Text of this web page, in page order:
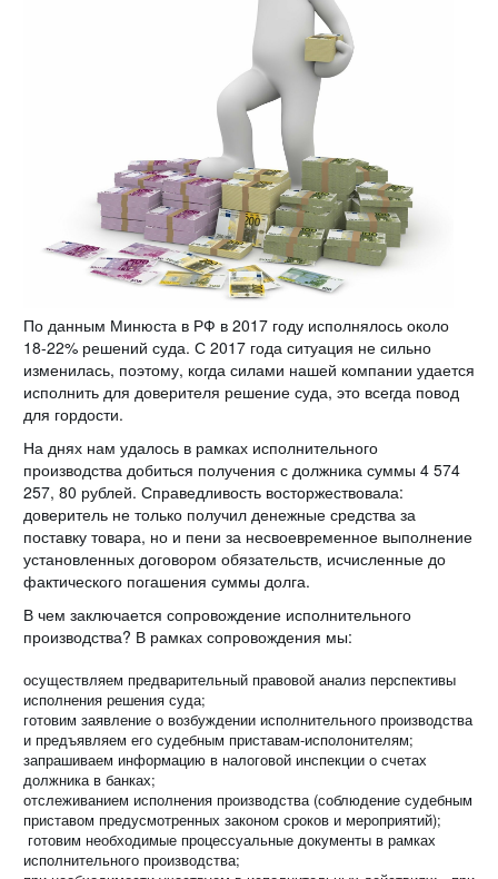
По данным Минюста в РФ в 2017 году исполнялось около
18-22% решений суда. С 2017 года ситуация не сильно
изменилась, поэтому, когда силами нашей компании удается
исполнить для доверителя решение суда, это всегда повод
для гордости.
На днях нам удалось в рамках исполнительного
производства добиться получения с должника суммы 4 574
257, 80 рублей. Справедливость восторжествовала:
доверитель не только получил денежные средства за
поставку товара, но и пени за несвоевременное выполнение
установленных договором обязательств, исчисленные до
фактического погашения суммы долга.
В чем заключается сопровождение исполнительного
производства? В рамках сопровождения мы:
осуществляем предварительный правовой анализ перспективы
исполнения решения суда;
готовим заявление о возбуждении исполнительного производства
и предъявляем его судебным приставам-исполонителям;
запрашиваем информацию в налоговой инспекции о счетах
должника в банках;
отслеживанием исполнения производства (соблюдение судебным
приставом предусмотренных законом сроков и мероприятий);
готовим необходимые процессуальные документы в рамках
исполнительного производства;